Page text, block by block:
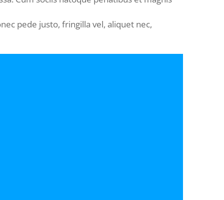
pede justo, fringilla vel, aliquet nec,